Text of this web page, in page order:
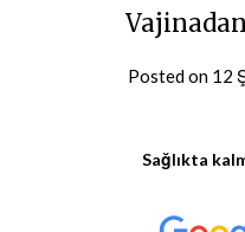
Posted on 12
Sağlıkta